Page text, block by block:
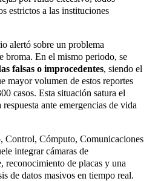
estrictos a las instituciones
alertó sobre un problema
broma. En el mismo periodo, se
falsas o improcedentes, siendo el
mayor volumen de estos reportes
casos. Esta situación satura el
ante emergencias de vida
Control, Cómputo, Comunicaciones
integrar cámaras de
de placas y una
de datos masivos en tiempo real.